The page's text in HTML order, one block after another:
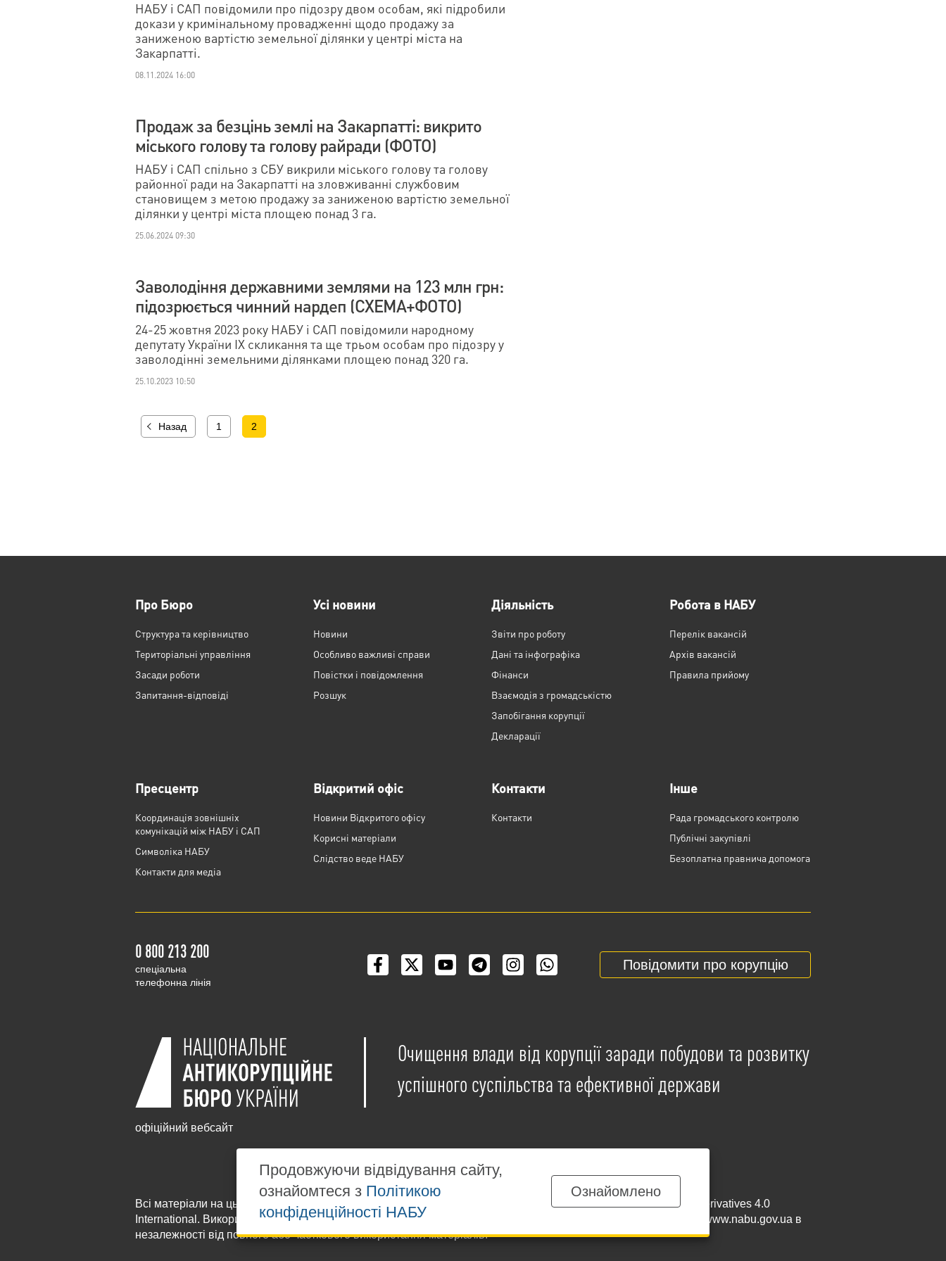
НАБУ і САП повідомили про підозру двом особам, які підробили
докази у кримінальному провадженні щодо продажу за
заниженою вартістю земельної ділянки у центрі міста на
Закарпатті.
08.11.2024 16:00
Продаж за безцінь землі на Закарпатті: викрито
міського голову та голову райради (ФОТО)
НАБУ і САП спільно з СБУ викрили міського голову та голову
районної ради на Закарпатті на зловживанні службовим
становищем з метою продажу за заниженою вартістю земельної
ділянки у центрі міста площею понад 3 га.
25.06.2024 09:30
Заволодіння державними землями на 123 млн грн:
підозрюється чинний нардеп (СХЕМА+ФОТО)
24-25 жовтня 2023 року НАБУ і САП повідомили народному
депутату України IX скликання та ще трьом особам про підозру у
заволодінні земельними ділянками площею понад 320 га.
25.10.2023 10:50
Назад 1 2
Про Бюро
Структура та керівництво
Територіальні управління
Засади роботи
Запитання-відповіді
Усі новини
Новини
Особливо важливі справи
Повістки і повідомлення
Розшук
Діяльність
Звіти про роботу
Дані та інфографіка
Фінанси
Взаємодія з громадськістю
Запобігання корупції
Декларації
Робота в НАБУ
Перелік вакансій
Архів вакансій
Правила прийому
Пресцентр
Координація зовнішніх
комунікацій між НАБУ і САП
Cимволіка НАБУ
Контакти для медіа
Відкритий офіс
Новини Відкритого офісу
Корисні матеріали
Слідство веде НАБУ
Контакти
Контакти
Інше
Рада громадського контролю
Публічні закупівлі
Безоплатна правнича допомога
0 800 213 200
cпеціальна
телефонна лінія
Повідомити про корупцію
офіційний вебсайт
Очищення влади від корупції заради побудови та розвитку
успішного суспільства та ефективної держави
Всі матеріали на цьому сайті розміщені на умовах ліцензії
Creative Commons Attribution-NonCommercial-NoDerivatives 4.0
International . Використання будь-яких матеріалів, розміщених на сайті, дозволяється за умови посилання на www.nabu.gov.ua в
незалежності від повного або часткового використання матеріалів.
Продовжуючи відвідування сайту,
ознайомтеся з Політикою
конфіденційності НАБУ
Ознайомлено